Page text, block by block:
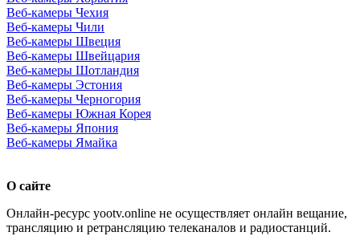
Веб-камеры Чехия
Веб-камеры Чили
Веб-камеры Швеция
Веб-камеры Швейцария
Веб-камеры Шотландия
Веб-камеры Эстония
Веб-камеры Черногория
Веб-камеры Южная Корея
Веб-камеры Япония
Веб-камеры Ямайка
О сайте
Онлайн-ресурс yootv.online не осуществляет онлайн вещание,
трансляцию и ретрансляцию телеканалов и радиостанций.